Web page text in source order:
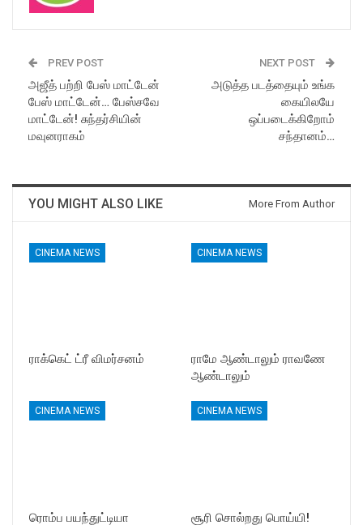
PREV POST
அஜீத் பற்றி பேஸ் மாட்டேன்
பேஸ் மாட்டேன்… பேஸ்சவே
மாட்டேன்! சுந்தர்சியின்
மவுனராகம்
NEXT POST
அடுத்த படத்தையும் உங்க
கையிலயே
ஒப்படைக்கிறோம்
சந்தானம்…
YOU MIGHT ALSO LIKE More From Author
CINEMA NEWS
ராக்கெட் ட்ரீ விமர்சனம்
CINEMA NEWS
ராமே ஆண்டாலும் ராவணே
ஆண்டாலும்
CINEMA NEWS
ரொம்ப பயந்துட்டியா
CINEMA NEWS
சூரி சொல்றது பொய்யி!